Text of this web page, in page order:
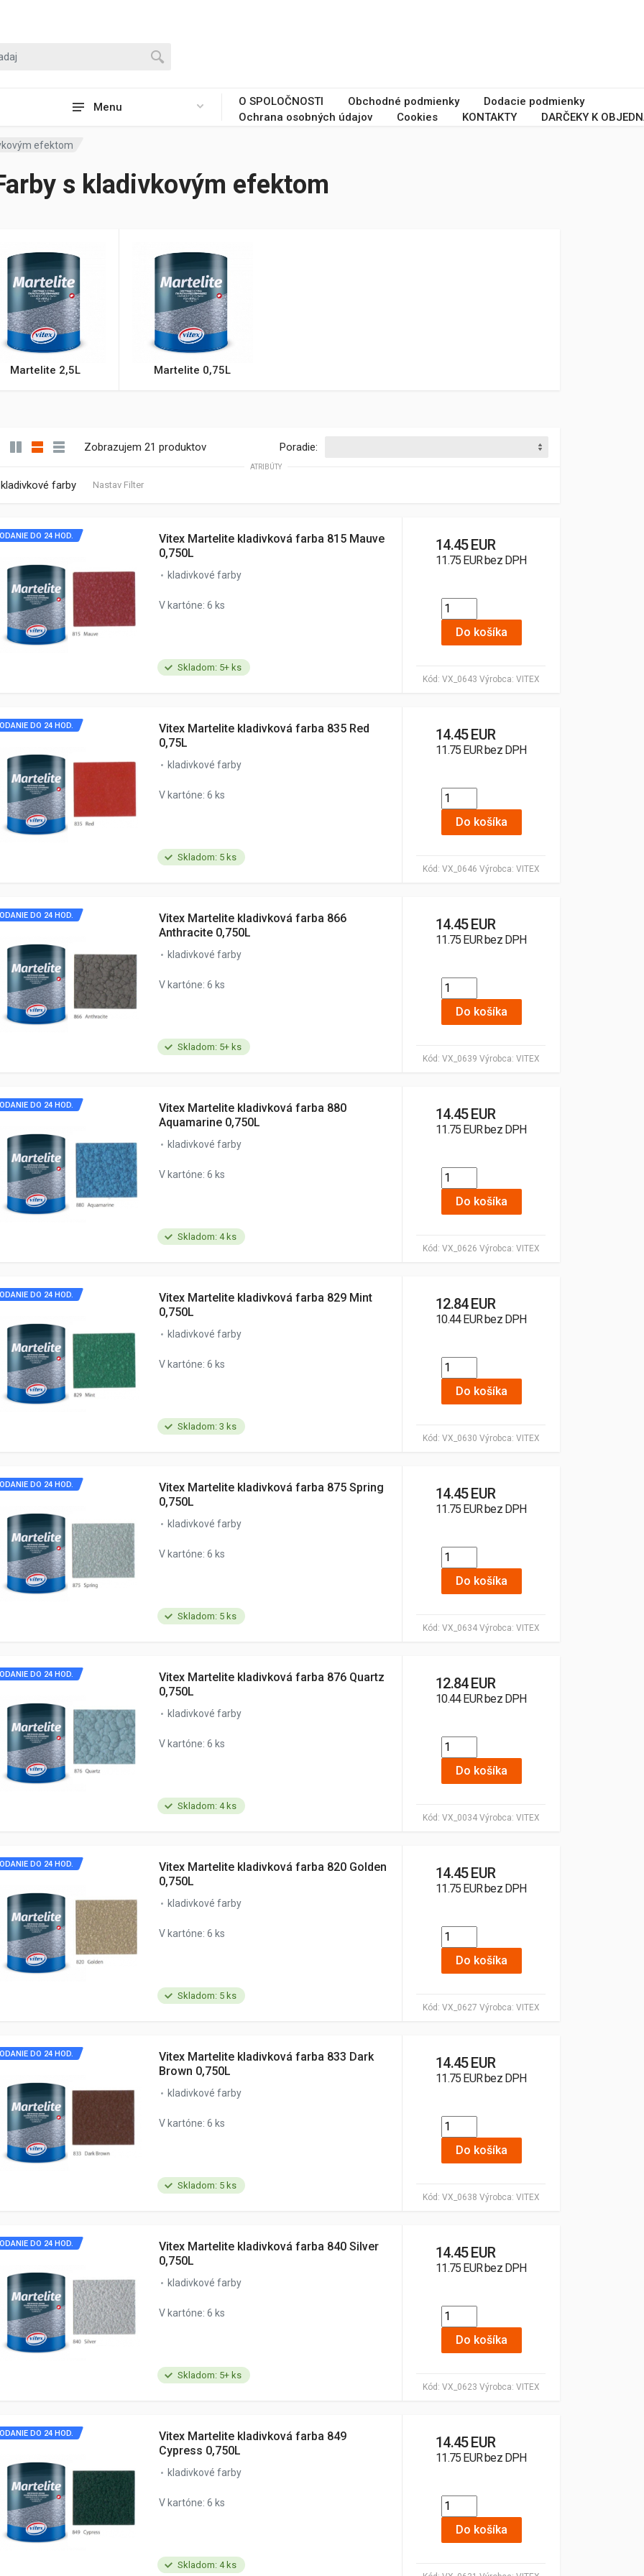
Menu O SPOLOČNOSTI Obchodné podmienky
Dodacie podmienky
Ochrana osobných údajov
Cookies KONTAKTY DARČEKY K
efektom
s kladivkovým efektom
Martelite 2,5L Martelite 0,75L
Zobrazujem 21 produktov Poradie:
ATRIBÚTY
kladivkové farby Nastav Filter
Skladom: 5+ ks
Kód: VX_0643 Výrobca: VITEX
DO 24 HOD.
Vitex Martelite kladivková farba 815 Mauve
0,750L
kladivkové farby
V kartóne: 6 ks
14.45 EUR
11.75 EUR bez DPH
Do košíka
Skladom: 5 ks
Kód: VX_0646 Výrobca: VITEX
DO 24 HOD.
Vitex Martelite kladivková farba 835 Red
0,75L
kladivkové farby
V kartóne: 6 ks
14.45 EUR
11.75 EUR bez DPH
Do košíka
Skladom: 5+ ks
Kód: VX_0639 Výrobca: VITEX
DO 24 HOD.
Vitex Martelite kladivková farba 866
Anthracite 0,750L
kladivkové farby
V kartóne: 6 ks
14.45 EUR
11.75 EUR bez DPH
Do košíka
Skladom: 4 ks
Kód: VX_0626 Výrobca: VITEX
DO 24 HOD.
Vitex Martelite kladivková farba 880
Aquamarine 0,750L
kladivkové farby
V kartóne: 6 ks
14.45 EUR
11.75 EUR bez DPH
Do košíka
Skladom: 3 ks
Kód: VX_0630 Výrobca: VITEX
DO 24 HOD.
Vitex Martelite kladivková farba 829 Mint
0,750L
kladivkové farby
V kartóne: 6 ks
12.84 EUR
10.44 EUR bez DPH
Do košíka
Skladom: 5 ks
Kód: VX_0634 Výrobca: VITEX
DO 24 HOD.
Vitex Martelite kladivková farba 875 Spring
0,750L
kladivkové farby
V kartóne: 6 ks
14.45 EUR
11.75 EUR bez DPH
Do košíka
Skladom: 4 ks
Kód: VX_0034 Výrobca: VITEX
DO 24 HOD.
Vitex Martelite kladivková farba 876 Quartz
0,750L
kladivkové farby
V kartóne: 6 ks
12.84 EUR
10.44 EUR bez DPH
Do košíka
Skladom: 5 ks
Kód: VX_0627 Výrobca: VITEX
DO 24 HOD.
Vitex Martelite kladivková farba 820 Golden
0,750L
kladivkové farby
V kartóne: 6 ks
14.45 EUR
11.75 EUR bez DPH
Do košíka
Skladom: 5 ks
Kód: VX_0638 Výrobca: VITEX
DO 24 HOD.
Vitex Martelite kladivková farba 833 Dark
Brown 0,750L
kladivkové farby
V kartóne: 6 ks
14.45 EUR
11.75 EUR bez DPH
Do košíka
Skladom: 5+ ks
Kód: VX_0623 Výrobca: VITEX
DO 24 HOD.
Vitex Martelite kladivková farba 840 Silver
0,750L
kladivkové farby
V kartóne: 6 ks
14.45 EUR
11.75 EUR bez DPH
Do košíka
Skladom: 4 ks
DO 24 HOD.
Vitex Martelite kladivková farba 849
Cypress 0,750L
kladivkové farby
V kartóne: 6 ks
14.45 EUR
11.75 EUR bez DPH
Do košíka